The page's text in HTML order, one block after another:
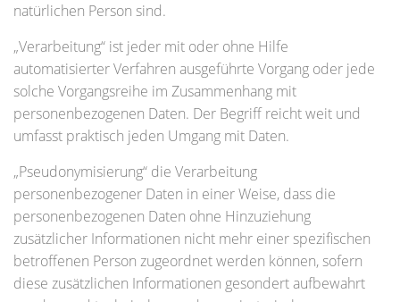
natürlichen Person sind.
„Verarbeitung“ ist jeder mit oder ohne Hilfe
automatisierter Verfahren ausgeführte Vorgang oder jede
solche Vorgangsreihe im Zusammenhang mit
personenbezogenen Daten. Der Begriff reicht weit und
umfasst praktisch jeden Umgang mit Daten.
„Pseudonymisierung“ die Verarbeitung
personenbezogener Daten in einer Weise, dass die
personenbezogenen Daten ohne Hinzuziehung
zusätzlicher Informationen nicht mehr einer spezifischen
betroffenen Person zugeordnet werden können, sofern
diese zusätzlichen Informationen gesondert aufbewahrt